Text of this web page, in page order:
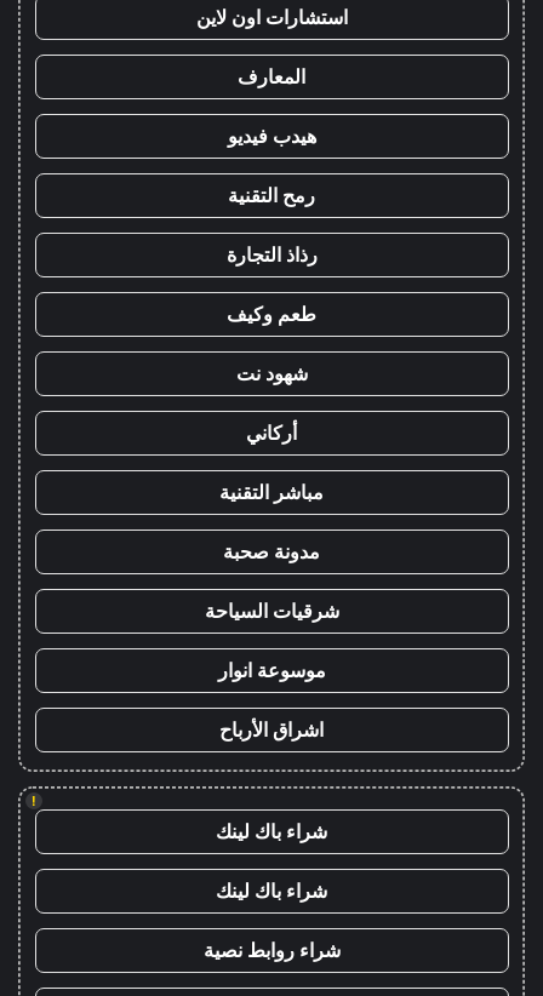
استشارات اون لاين
المعارف
هيدب فيديو
رمح التقنية
رذاذ التجارة
طعم وكيف
شهود نت
أركاني
مباشر التقنية
مدونة صحبة
شرقيات السياحة
موسوعة انوار
اشراق الأرباح
!
شراء باك لينك
شراء باك لينك
شراء روابط نصية